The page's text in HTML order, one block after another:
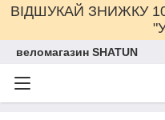
ВІДШУКАЙ ЗНИЖКУ
веломагазин SHATUN